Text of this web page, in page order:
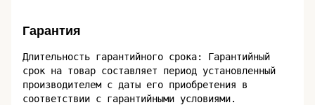
Гарантия
Длительность гарантийного срока: Гарантийный
срок на товар составляет период установленный
производителем с даты его приобретения в
соответствии с гарантийными условиями.